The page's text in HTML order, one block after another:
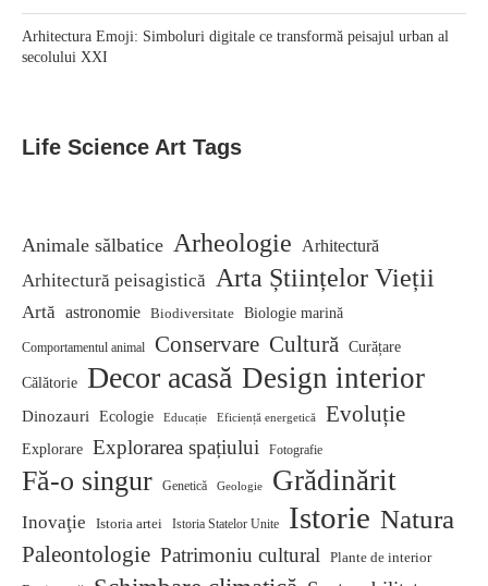
Arhitectura Emoji: Simboluri digitale ce transformă peisajul urban al
secolului XXI
Life Science Art Tags
Animale sălbatice Arheologie Arhitectură
Arhitectură peisagistică Arta Științelor Vieții
Artă astronomie Biodiversitate Biologie marină
Comportamentul animal Conservare Cultură Curățare
Călătorie Decor acasă Design interior
Dinozauri Ecologie Educație Eficiență energetică Evoluție
Explorare Explorarea spațiului Fotografie
Fă-o singur Genetică Geologie Grădinărit
Inovaţie Istoria artei Istoria Statelor Unite Istorie Natura
Paleontologie Patrimoniu cultural Plante de interior